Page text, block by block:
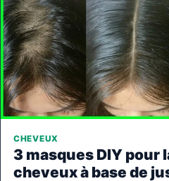
CHEVEUX
3 masques DIY pour
cheveux à base de